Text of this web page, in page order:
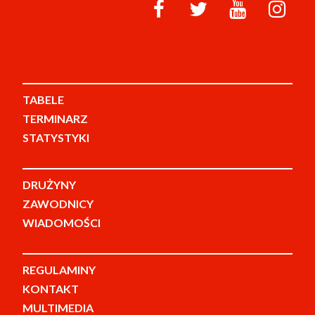
TABELE
TERMINARZ
STATYSTYKI
DRUŻYNY
ZAWODNICY
WIADOMOŚCI
REGULAMINY
KONTAKT
MULTIMEDIA